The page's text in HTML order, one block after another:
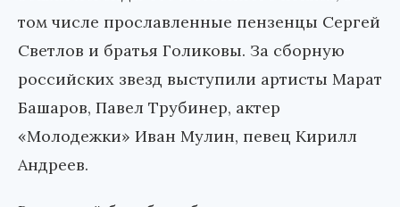
том числе прославленные пензенцы Сергей
Светлов и братья Голиковы. За сборную
российских звезд выступили артисты Марат
Башаров, Павел Трубинер, актер
«Молодежки» Иван Мулин, певец Кирилл
Андреев.